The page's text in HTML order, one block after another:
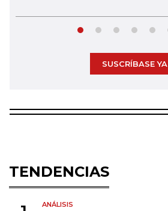
SUSCRÍBASE YA
TENDENCIAS
ANÁLISIS